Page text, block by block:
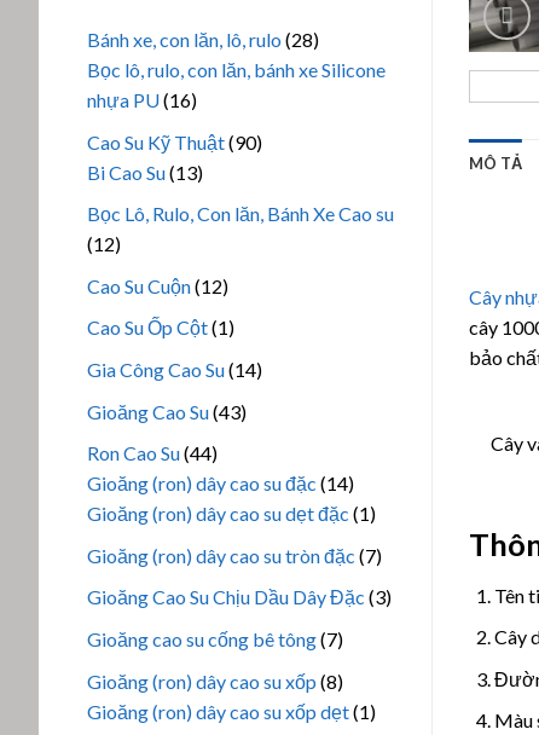
Bánh xe, con lăn, lô, rulo 2828
sản
Bọc lô, rulo, con lăn, bánh xe Silicone
nhựa PU 1616
sản
phẩm
Cao Su Kỹ Thuật 9090
Bi Cao Su 1313
Bọc Lô, Rulo, Con lăn, Bánh Xe Cao su
1212
Cao Su Cuộn 1212
sản
phẩm
Cao Su Ốp Cột 11
phẩm
Gia Công Cao Su 1414
Gioăng Cao Su 4343
Ron Cao Su 4444
sản
phẩm
Gioăng (ron) dây cao su đặc 1414
sản
Gioăng (ron) dây cao su dẹt đặc 11
phẩm
Gioăng (ron) dây cao su tròn đặc 77
sản
phẩm
Gioăng Cao Su Chịu Dầu Dây Đặc 33
Gioăng cao su cống bê tông 77
phẩm
Gioăng (ron) dây cao su xốp 88
sản
Gioăng (ron) dây cao su xốp dẹt 11
MÔ TẢ
Cây
cây
bảo
Cây
Tên
Cây
Màu